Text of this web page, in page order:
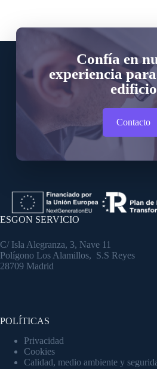
Confía en
experiencia
edificio
Contacto
ESGON SERVICIO
C/ Isla Alegranza, 3, Nave 11
Polígono Los Alamillos, S.S Reyes
28709 Madrid
POLÍTICAS
Privacidad
Cookies
Calidad, medio ambiente y